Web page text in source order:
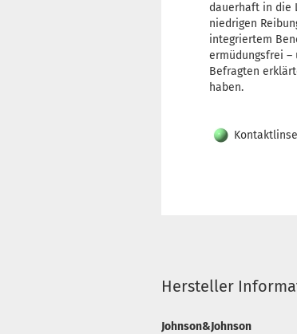
dauerhaft in die
niedrigen
integriertem
ermüdungsfrei –
Befragten
haben.
Hersteller
Johnson&Johnson